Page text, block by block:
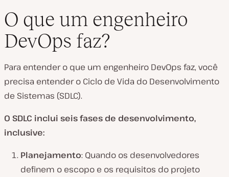
O que um engenheiro
DevOps faz?
Para entender o que um engenheiro DevOps faz, você
precisa entender o Ciclo de Vida do Desenvolvimento
de Sistemas (SDLC).
O SDLC inclui seis fases de desenvolvimento,
inclusive:
Planejamento: Quando os desenvolvedores
definem o escopo e os requisitos do projeto